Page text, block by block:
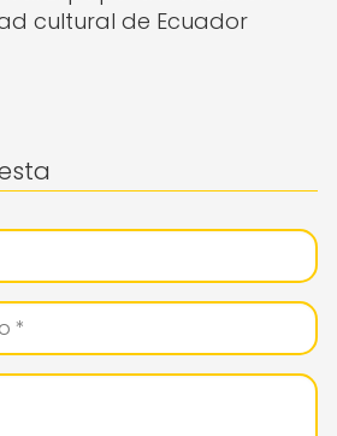
cultural de Ecuador